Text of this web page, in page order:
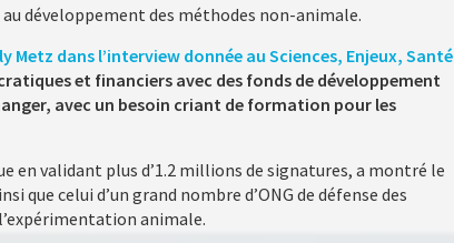
développement des méthodes non-animale.
Metz dans l’interview donnée au Sciences, Enjeux, Santé
et financiers avec des fonds de développement
avec un besoin criant de formation pour les
en validant plus d’1.2 millions de signatures, a montré le
que celui d’un grand nombre d’ONG de défense des
animale.